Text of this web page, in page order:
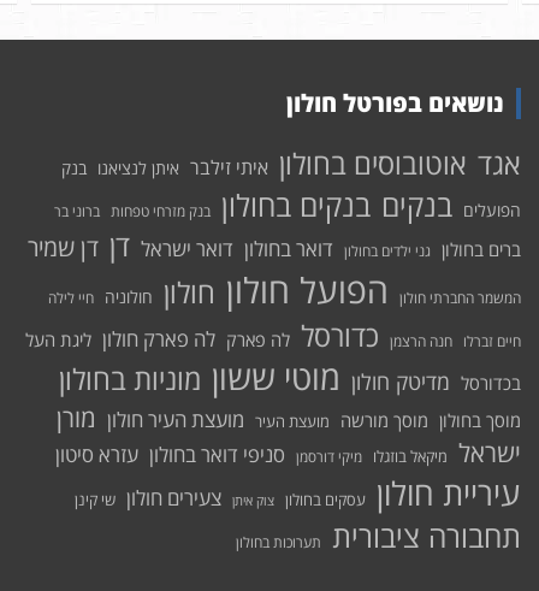
נושאים בפורטל חולון
אגד אוטובוסים בחולון איתי זילבר איתן לנציאנו בנק
הפועלים בנקים בנקים בחולון בנק מזרחי טפחות ברוני בר
ברים בחולון גני ילדים בחולון דואר בחולון דואר ישראל דן דן שמיר
המשמר החברתי חולון הפועל חולון חולון חולוניה חיי לילה
חיים זברלו חנה הרצמן כדורסל לה פארק לה פארק חולון ליגת העל
בכדורסל מדיטק חולון מוטי ששון מוניות בחולון
מוסך בחולון מוסך מורשה מועצת העיר מועצת העיר חולון מורן
ישראל מיקאל בוזגלו מיקי דורסמן סניפי דואר בחולון עזרא סיטון
עיריית חולון עסקים בחולון צוק איתן צעירים חולון שי קינן
תחבורה ציבורית תערוכות בחולון